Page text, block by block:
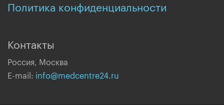
Политика конфиденциальности
Контакты
Россия, Москва
E-mail: info@medcentre24.ru